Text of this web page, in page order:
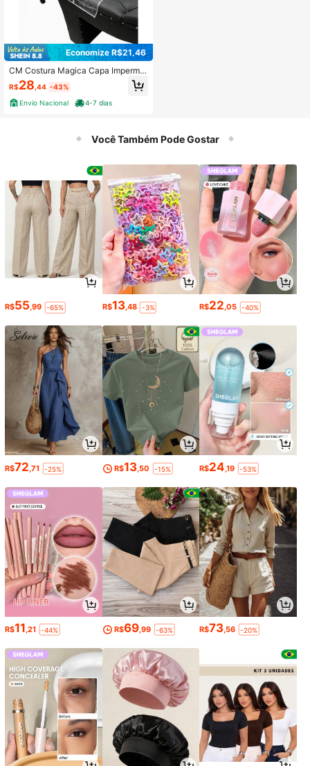
Economize R$21,46
CM Costura Magica Capa Imperme
ável Transparente P/ Cabeceira Ma
ca Luxo/captonê SPA Estética - PV
C Grosso Cristal
R$28 ,44 -43%
Envio Nacional
4-7 dias
Você Também Pode Gostar
R$55,99 -65% R$13,48 -3% R$22,05 -40%
R$72 ,71 -25% R$13 ,50 -15% R$24 ,19 -53%
R$11,21 -44% R$69,99 -63% R$73,56 -20%